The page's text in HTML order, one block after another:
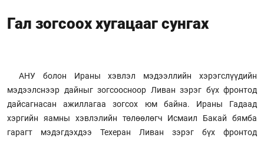
Гал зогсоох хугацааг сунгах
АНУ болон Ираны хэвлэл мэдээллийн хэрэгслүүдийн
мэдээлснээр дайныг зогсоосноор Ливан зэрэг бүх фронтод
дайсагнасан ажиллагаа зогсох юм байна. Ираны Гадаад
хэргийн яамны хэвлэлийн төлөөлөгч Исмаил Бакай бямба
гарагт мэдэгдэхдээ Техеран Ливан зэрэг бүх фронтод